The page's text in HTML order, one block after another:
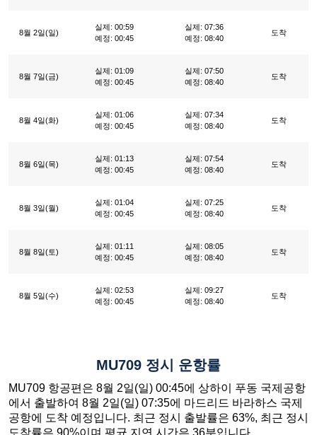
8월 2일(일)
실제: 00:59
예정: 00:45
실제: 07:36
예정: 08:40
도착
8월 7일(금)
실제: 01:09
예정: 00:45
실제: 07:50
예정: 08:40
도착
8월 4일(화)
실제: 01:06
예정: 00:45
실제: 07:34
예정: 08:40
도착
8월 6일(목)
실제: 01:13
예정: 00:45
실제: 07:54
예정: 08:40
도착
8월 3일(월)
실제: 01:04
예정: 00:45
실제: 07:25
예정: 08:40
도착
8월 8일(토)
실제: 01:11
예정: 00:45
실제: 08:05
예정: 08:40
도착
8월 5일(수)
실제: 02:53
예정: 00:45
실제: 09:27
예정: 08:40
도착
MU709 정시 운항률
MU709 항공편은 8월 2일(일) 00:45에 상하이 푸동 국제공항
에서 출발하여 8월 2일(일) 07:35에 마드리드 바라하스 국제
공항에 도착 예정입니다. 최근 정시 출발률은 63%, 최근 정시
도착률은 90%이며 평균 지연 시간은 36분입니다.